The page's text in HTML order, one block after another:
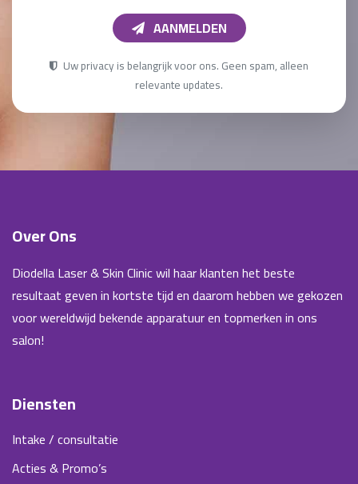
AANMELDEN
Uw privacy is belangrijk voor ons. Geen spam, alleen
relevante updates.
Over Ons
Diodella Laser & Skin Clinic wil haar klanten het beste
resultaat geven in kortste tijd en daarom hebben we gekozen
voor wereldwijd bekende apparatuur en topmerken in ons
salon!
Diensten
Intake / consultatie
Acties & Promo’s